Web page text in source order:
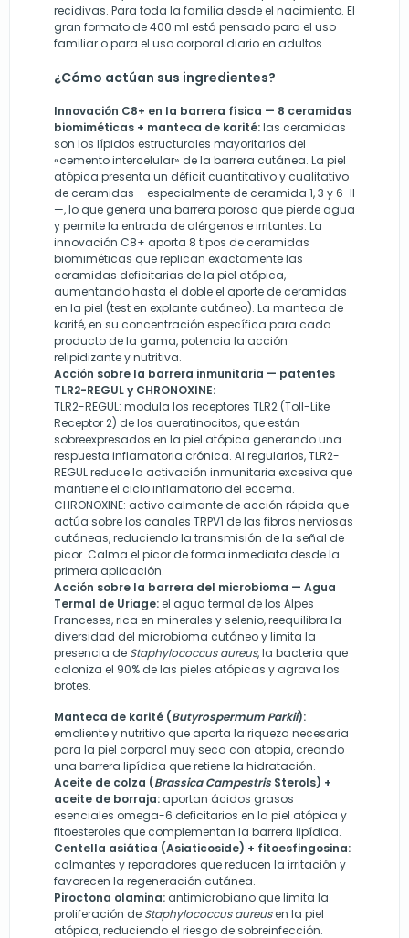
recidivas. Para toda la familia desde el nacimiento. El
gran formato de 400 ml está pensado para el uso
familiar o para el uso corporal diario en adultos.
¿Cómo actúan sus ingredientes?
Innovación C8+ en la barrera física — 8 ceramidas
biomiméticas + manteca de karité:las ceramidas
son los lípidos estructurales mayoritarios del
«cemento intercelular» de la barrera cutánea. La piel
atópica presenta un déficit cuantitativo y cualitativo
de ceramidas —especialmente de ceramida 1, 3 y 6-II
—, lo que genera una barrera porosa que pierde agua
y permite la entrada de alérgenos e irritantes. La
innovación C8+ aporta 8 tipos de ceramidas
biomiméticas que replican exactamente las
ceramidas deficitarias de la piel atópica,
aumentando hasta el doble el aporte de ceramidas
en la piel (test en explante cutáneo). La manteca de
karité, en su concentración específica para cada
producto de la gama, potencia la acción
relipidizante y nutritiva.
Acción sobre la barrera inmunitaria — patentes
TLR2-REGUL y CHRONOXINE:
TLR2-REGUL: modula los receptores TLR2 (Toll-Like
Receptor 2) de los queratinocitos, que están
sobreexpresados en la piel atópica generando una
respuesta inflamatoria crónica. Al regularlos, TLR2-
REGUL reduce la activación inmunitaria excesiva que
mantiene el ciclo inflamatorio del eccema.
CHRONOXINE: activo calmante de acción rápida que
actúa sobre los canales TRPV1 de las fibras nerviosas
cutáneas, reduciendo la transmisión de la señal de
picor. Calma el picor de forma inmediata desde la
primera aplicación.
Acción sobre la barrera del microbioma — Agua
Termal de Uriage:el agua termal de los Alpes
Franceses, rica en minerales y selenio, reequilibra la
diversidad del microbioma cutáneo y limita la
presencia de Staphylococcus aureus, la bacteria que
coloniza el 90% de las pieles atópicas y agrava los
brotes.
Manteca de karité (Butyrospermum Parkii):
emoliente y nutritivo que aporta la riqueza necesaria
para la piel corporal muy seca con atopia, creando
una barrera lipídica que retiene la hidratación.
Aceite de colza (Brassica Campestris Sterols) +
aceite de borraja: aportan ácidos grasos
esenciales omega-6 deficitarios en la piel atópica y
fitoesteroles que complementan la barrera lipídica.
Centella asiática (Asiaticoside) + fitoesfingosina:
calmantes y reparadores que reducen la irritación y
favorecen la regeneración cutánea.
Piroctona olamina: antimicrobiano que limita la
proliferación de Staphylococcus aureusen la piel
atópica, reduciendo el riesgo de sobreinfección.